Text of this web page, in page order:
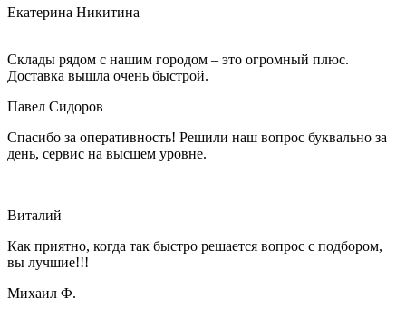
Екатерина Никитина
Склады рядом с нашим городом – это огромный плюс.
Доставка вышла очень быстрой.
Павел Сидоров
Спасибо за оперативность! Решили наш вопрос буквально за
день, сервис на высшем уровне.
Виталий
Как приятно, когда так быстро решается вопрос с подбором,
вы лучшие!!!
Михаил Ф.